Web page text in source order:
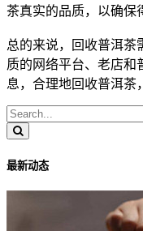
茶真实的品质，以确保
总的来说，回收普洱茶
质的网络平台、老店和
息，合理地回收普洱茶
最新动态